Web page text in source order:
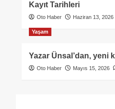
Kayıt Tarihleri
Oto Haber Haziran 13, 2026
Yaşam
Yazar Ünsal’dan, yeni
Oto Haber Mayıs 15, 2026